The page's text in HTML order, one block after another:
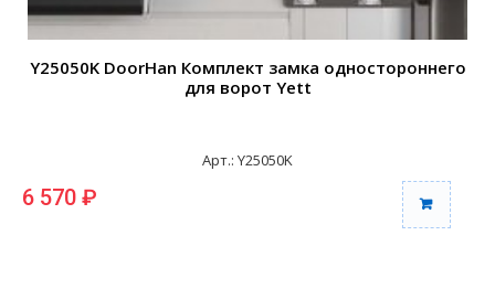
Y25050K DoorHan Комплект замка одностороннего
для ворот Yett
Арт.: Y25050K
6 570 ₽